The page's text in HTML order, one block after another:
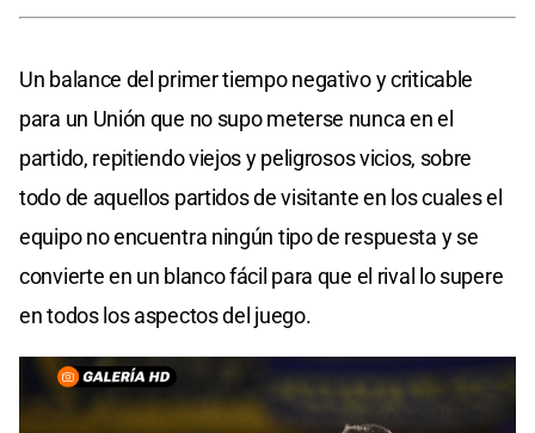
Un balance del primer tiempo negativo y criticable
para un Unión que no supo meterse nunca en el
partido, repitiendo viejos y peligrosos vicios, sobre
todo de aquellos partidos de visitante en los cuales el
equipo no encuentra ningún tipo de respuesta y se
convierte en un blanco fácil para que el rival lo supere
en todos los aspectos del juego.